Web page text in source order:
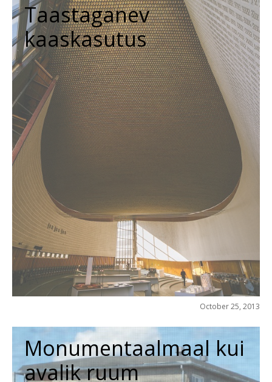
Taastaganev
kaaskasutus
October 25, 2013
Monumentaalmaal kui
avalik ruum